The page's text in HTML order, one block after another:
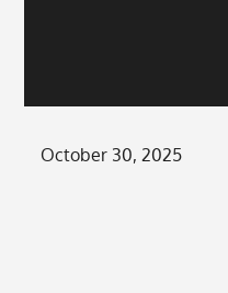
Posted
October 30, 2025